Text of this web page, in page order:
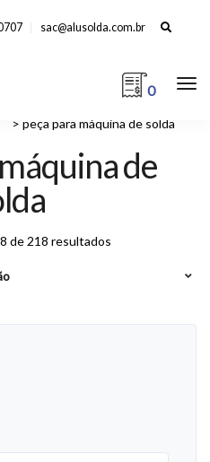
Search
sac@alusolda.com.br
0
> peça para máquina de solda
de
de 218 resultados